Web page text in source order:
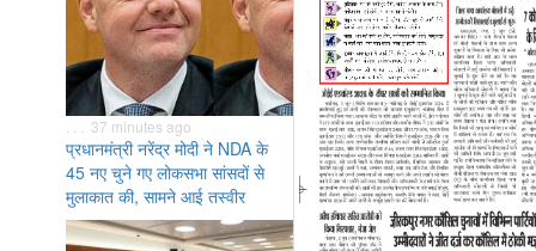
. . . 37 minutes ago
प्रधानमंत्री नरेंद्र मोदी ने NDA के
45 नए चुने गए लोकसभा सांसदों से
मुलाकात की, सामने आई तस्वीर